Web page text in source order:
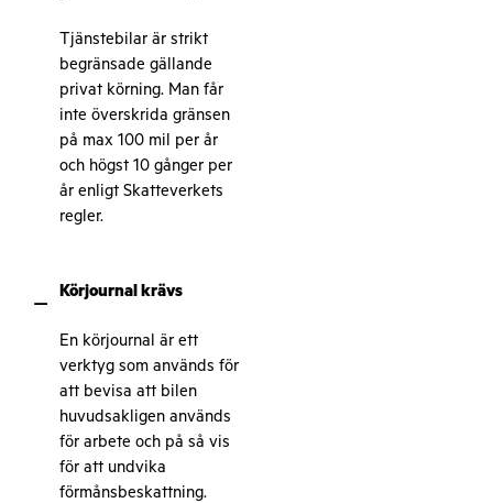
Tjänstebilar är strikt
begränsade gällande
privat körning. Man får
inte överskrida gränsen
på max 100 mil per år
och högst 10 gånger per
år enligt Skatteverkets
regler.
– Körjournal krävs
En körjournal är ett
verktyg som används för
att bevisa att bilen
huvudsakligen används
för arbete och på så vis
för att undvika
förmånsbeskattning.